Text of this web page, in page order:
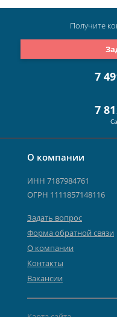
О компании
ИНН 7187984761
ОГРН 1111857148116
Задать вопрос
Форма обратной связи
О компании
Контакты
Вакансии
7
7
Получите